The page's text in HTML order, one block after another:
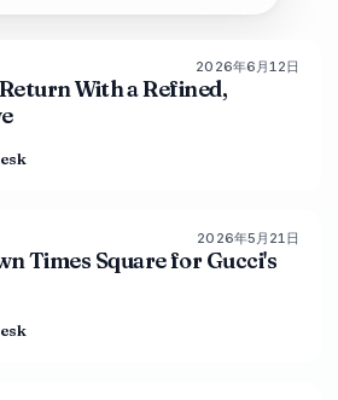
LIVE BRIEF
2026年6月12日
With a Refined,
LIVE BRIEF
2026年5月21日
Times Square for Gucci's